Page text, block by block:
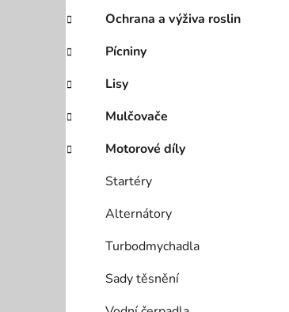
Ochrana a výživa roslin
Pícniny
Lisy
Mulčovače
Motorové díly
Startéry
Alternátory
Turbodmychadla
Sady těsnění